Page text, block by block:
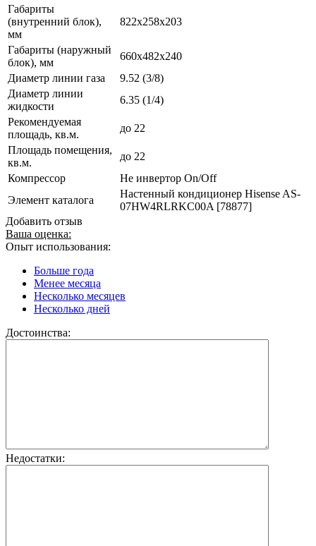
Габариты
(внутренний блок),
мм
822x258x203
Габариты (наружный
блок), мм
660x482x240
Диаметр линии газа
9.52 (3/8)
Диаметр линии
жидкости
6.35 (1/4)
Рекомендуемая
площадь, кв.м.
до 22
Площадь помещения,
кв.м.
до 22
Компрессор
Не инвертор On/Off
Элемент каталога
Настенный кондиционер Hisense AS-
07HW4RLRKC00A [78877]
Добавить отзыв
Ваша оценка:
Опыт использования:
Больше года
Менее месяца
Несколько месяцев
Несколько дней
Достоинства:
Недостатки: